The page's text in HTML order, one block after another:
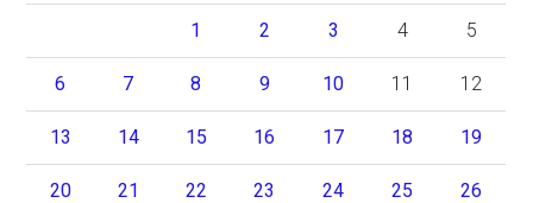
1 2 3 4 5
6 7 8 9 10 11 12
13 14 15 16 17 18 19
20 21 22 23 24 25 26